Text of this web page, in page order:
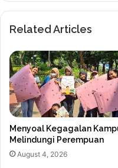
Related Articles
Menyoal Kegagalan
Melindungi Perempuan
August 4, 2026